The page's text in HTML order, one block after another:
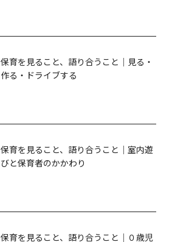
保育を見ること、語り合うこと｜見る・
作る・ドライブする
保育を見ること、語り合うこと｜室内遊
びと保育者のかかわり
保育を見ること、語り合うこと｜０歳児